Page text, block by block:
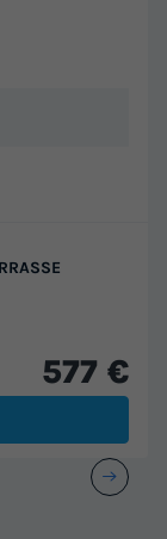
577 €